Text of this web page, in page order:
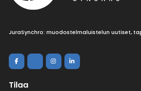
JuraSynchro: muodostelmaluistelun uutiset,
Tilaa